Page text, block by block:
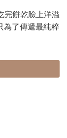
完餅乾臉上洋溢
為了傳遞最純粹